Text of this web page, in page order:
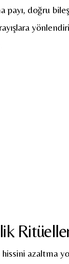
payı, doğru
azaltma